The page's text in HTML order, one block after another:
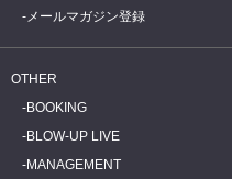
メールマガジン登録
OTHER
BOOKING
BLOW-UP LIVE
MANAGEMENT